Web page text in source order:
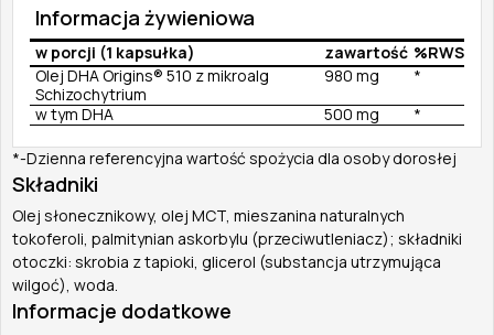
Informacja żywieniowa
w porcji (1 kapsułka) zawartość %RWS
Olej DHA Origins® 510 z mikroalg
Schizochytrium
980 mg *
w tym DHA 500 mg *
*-Dzienna referencyjna wartość spożycia dla osoby dorosłej
Składniki
Olej słonecznikowy, olej MCT, mieszanina naturalnych
tokoferoli, palmitynian askorbylu (przeciwutleniacz); składniki
otoczki: skrobia z tapioki, glicerol (substancja utrzymująca
wilgoć), woda.
Informacje dodatkowe